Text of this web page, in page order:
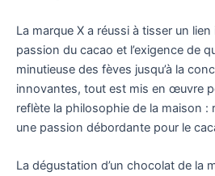
La marque X a réussi à tisser un
passion du cacao et l’exigence de
minutieuse des fèves jusqu’à la
innovantes, tout est mis en œuvre
reflète la philosophie de la maison :
une passion débordante pour le
La dégustation d’un chocolat de la